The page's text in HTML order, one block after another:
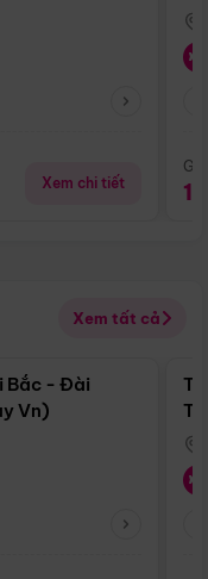
Xem chi tiết
Xem tất cả
Điểm nổi bật
Bắc - Đài
Vn)